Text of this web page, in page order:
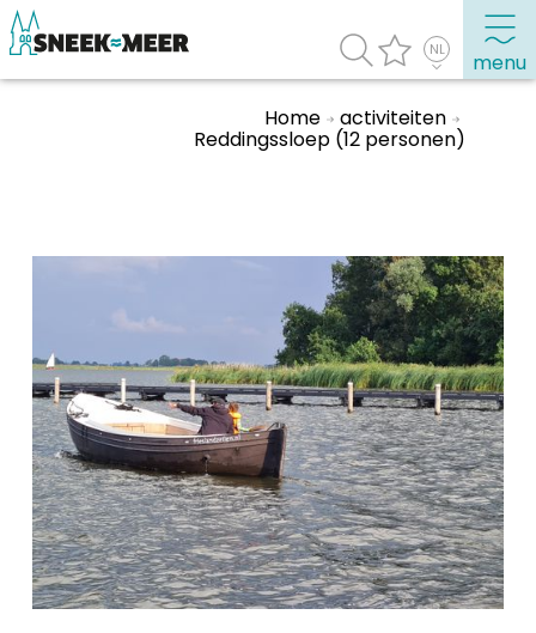
menu
Bezienswaardigheden
Winkelen, uitgaan en doen
Eten, drinken & uitgaan
Watersport
Overnachten
Winkelen
En meer
Home activiteiten
Reddingssloep (12 personen)